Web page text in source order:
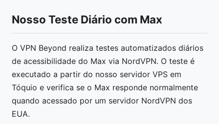
Nosso Teste Diário com Max
O VPN Beyond realiza testes automatizados diários
de acessibilidade do Max via NordVPN. O teste é
executado a partir do nosso servidor VPS em
Tóquio e verifica se o Max responde normalmente
quando acessado por um servidor NordVPN dos
EUA.